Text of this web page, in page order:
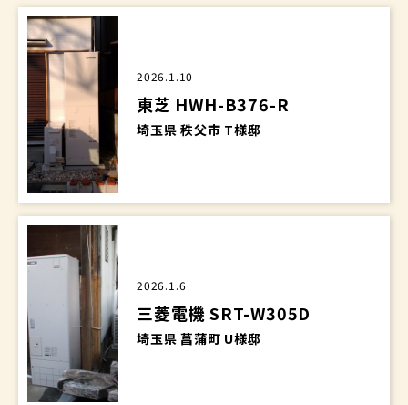
2026.1.10
東芝 HWH-B376-R
埼玉県 秩父市 T様邸
2026.1.6
三菱電機 SRT-W305D
埼玉県 菖蒲町 U様邸